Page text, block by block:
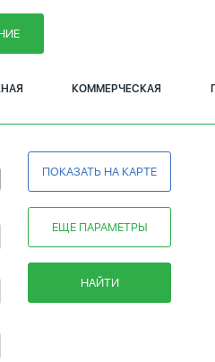
КОММЕРЧЕСКАЯ
ПОКАЗАТЬ НА КАРТЕ
ЕЩЕ ПАРАМЕТРЫ
НАЙТИ